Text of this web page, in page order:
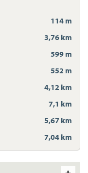
114 m
3,76 km
599 m
552 m
4,12 km
7,1 km
5,67 km
7,04 km